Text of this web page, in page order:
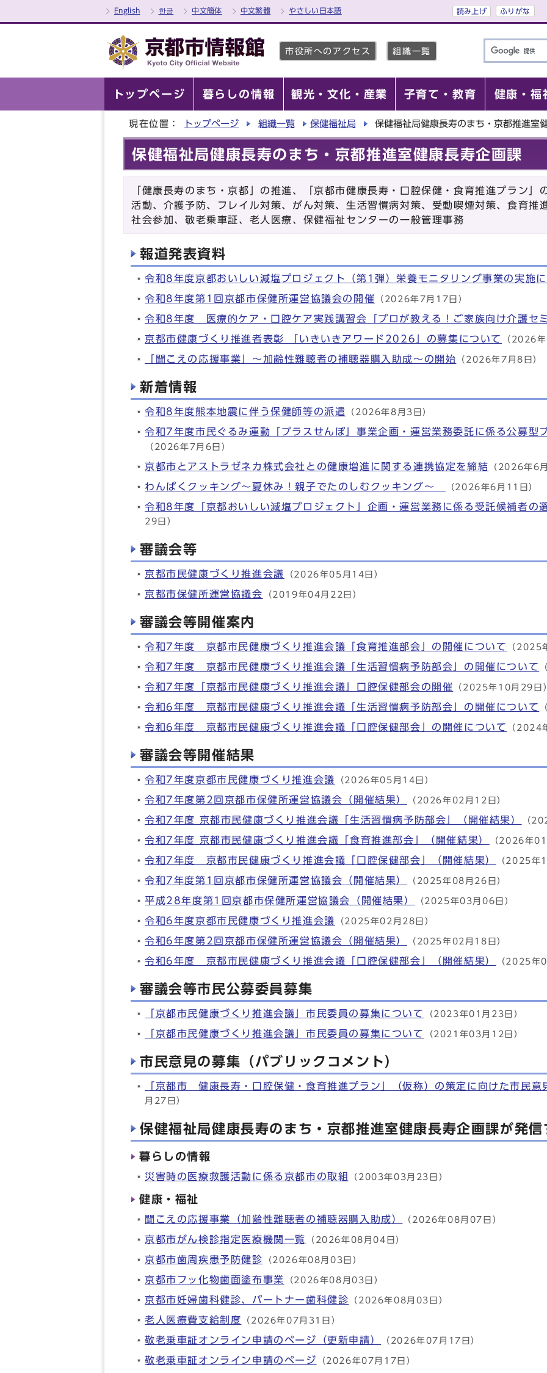
English 한글 中文簡体 中文繁體 やさしい日本語 読み上げ ふりがな
市役所へのアクセス 組織一覧
トップページ 暮らしの情報 観光・文化・産業 子育て・教育 健康・福
現在位置： トップページ 組織一覧 保健福祉局 保健福祉局健康長寿のまち・京都推進室
保健福祉局健康長寿のまち・京都推進室健康長寿企画課
「健康長寿のまち・京都」の推進、「京都市健康長寿・口腔保健・食育推進プラン」
活動、介護予防、フレイル対策、がん対策、生活習慣病対策、受動喫煙対策、食育推
社会参加、敬老乗車証、老人医療、保健福祉センターの一般管理事務
報道発表資料
令和8年度京都おいしい減塩プロジェクト（第1弾）栄養モニタリング事業の実施
令和8年度第1回京都市保健所運営協議会の開催 （2026年7月17日）
令和8年度 医療的ケア・口腔ケア実践講習会「プロが教える！ご家族向け介護セ
京都市健康づくり推進者表彰 「いきいきアワード2026」の募集について （2026
「聞こえの応援事業」～加齢性難聴者の補聴器購入助成～の開始 （2026年7月8日）
新着情報
令和8年度熊本地震に伴う保健師等の派遣 （2026年8月3日）
令和7年度市民ぐるみ運動「プラスせんぽ」事業企画・運営業務委託に係る公募型
（2026年7月6日）
京都市とアストラゼネカ株式会社との健康増進に関する連携協定を締結 （2026年6
わんぱくクッキング～夏休み！親子でたのしむクッキング～ （2026年6月11日）
令和8年度「京都おいしい減塩プロジェクト」企画・運営業務に係る受託候補者の
29日）
審議会等
京都市民健康づくり推進会議 （2026年05月14日）
京都市保健所運営協議会 （2019年04月22日）
審議会等開催案内
令和7年度 京都市民健康づくり推進会議「食育推進部会」の開催について （2025
令和7年度 京都市民健康づくり推進会議「生活習慣病予防部会」の開催について
令和7年度「京都市民健康づくり推進会議」口腔保健部会の開催 （2025年10月29日
令和6年度 京都市民健康づくり推進会議「生活習慣病予防部会」の開催について
令和6年度 京都市民健康づくり推進会議「口腔保健部会」の開催について （2024
審議会等開催結果
令和7年度京都市民健康づくり推進会議 （2026年05月14日）
令和7年度第2回京都市保健所運営協議会（開催結果） （2026年02月12日）
令和7年度 京都市民健康づくり推進会議「生活習慣病予防部会」（開催結果） （
令和7年度 京都市民健康づくり推進会議「食育推進部会」（開催結果） （2026年
令和7年度 京都市民健康づくり推進会議「口腔保健部会」（開催結果） （2025年
令和7年度第1回京都市保健所運営協議会（開催結果） （2025年08月26日）
平成28年度第1回京都市保健所運営協議会（開催結果） （2025年03月06日）
令和6年度京都市民健康づくり推進会議 （2025年02月28日）
令和6年度第2回京都市保健所運営協議会（開催結果） （2025年02月18日）
令和6年度 京都市民健康づくり推進会議「口腔保健部会」（開催結果） （2025年
審議会等市民公募委員募集
「京都市民健康づくり推進会議」市民委員の募集について （2023年01月23日）
「京都市民健康づくり推進会議」市民委員の募集について （2021年03月12日）
市民意見の募集（パブリックコメント）
「京都市 健康長寿・口腔保健・食育推進プラン」（仮称）の策定に向けた市民意
月27日）
保健福祉局健康長寿のまち・京都推進室健康長寿企画課が発信
暮らしの情報
災害時の医療救護活動に係る京都市の取組 （2003年03月23日）
健康・福祉
聞こえの応援事業（加齢性難聴者の補聴器購入助成） （2026年08月07日）
京都市がん検診指定医療機関一覧 （2026年08月04日）
京都市歯周疾患予防健診 （2026年08月03日）
京都市フッ化物歯面塗布事業 （2026年08月03日）
京都市妊婦歯科健診、パートナー歯科健診 （2026年08月03日）
老人医療費支給制度 （2026年07月31日）
敬老乗車証オンライン申請のページ（更新申請） （2026年07月17日）
敬老乗車証オンライン申請のページ （2026年07月17日）